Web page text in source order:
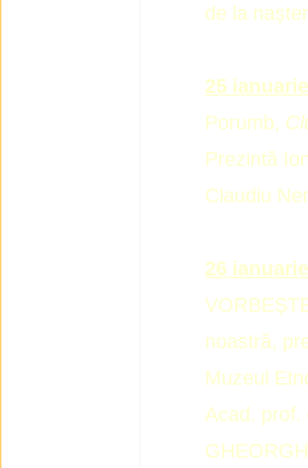
de la
25
Porumb,
Prezintă
Claudiu
26
noastră,
Muzeul
Acad. prof.